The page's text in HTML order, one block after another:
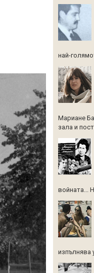
най-
Мариане
зала и
войната...
изпълнява